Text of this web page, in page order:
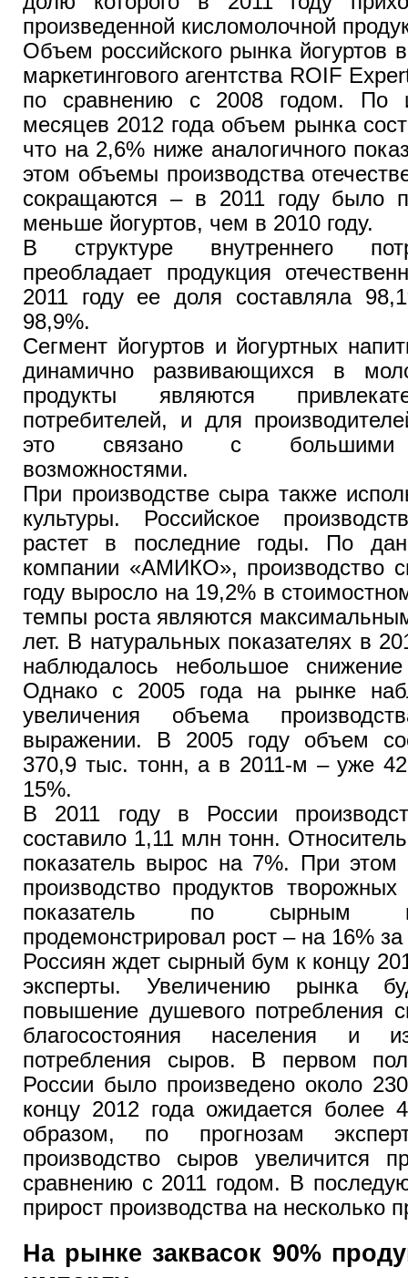
произведенной кисломолочной
Объем российского рынка йогуртов
маркетингового агентства ROIF
по сравнению с 2008 годом. По
месяцев 2012 года объем рынка
что на 2,6% ниже аналогичного
этом объемы производства
сокращаются – в 2011 году было
меньше йогуртов, чем в 2010 году.
В структуре внутреннего
преобладает продукция
2011 году ее доля составляла
98,9%.
Сегмент йогуртов и йогуртных
динамично развивающихся в
продукты являются
потребителей, и для
это связано с большими
возможностями.
При производстве сыра также
культуры. Российское
растет в последние годы. По
компании «АМИКО», производство
году выросло на 19,2% в
темпы роста являются
лет. В натуральных показателях в
наблюдалось небольшое
Однако с 2005 года на рынке
увеличения объема
выражении. В 2005 году объем
370,9 тыс. тонн, а в 2011-м – уже
15%.
В 2011 году в России
составило 1,11 млн тонн.
показатель вырос на 7%. При этом
производство продуктов
показатель по сырным
продемонстрировал рост – на 16%
Россиян ждет сырный бум к концу
эксперты. Увеличению рынка
повышение душевого потребления
благосостояния населения и
потребления сыров. В первом
России было произведено около
концу 2012 года ожидается более
образом, по прогнозам
производство сыров увеличится
сравнению с 2011 годом. В
прирост производства на несколько
На рынке заквасок 90%